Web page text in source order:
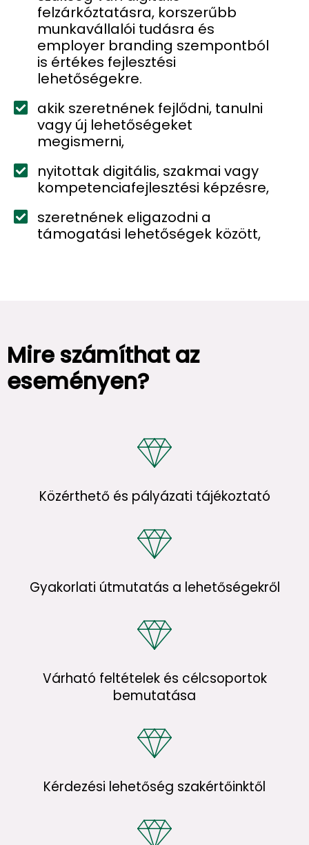
felzárkóztatásra, korszerűbb
munkavállalói tudásra és
employer branding szempontból
is értékes fejlesztési
lehetőségekre.
akik szeretnének fejlődni, tanulni
vagy új lehetőségeket
megismerni,
nyitottak digitális, szakmai vagy
kompetenciafejlesztési képzésre,
szeretnének eligazodni a
támogatási lehetőségek között,
Mire számíthat az
eseményen?
Közérthető és pályázati tájékoztató
Gyakorlati útmutatás a lehetőségekről
Várható feltételek és célcsoportok
bemutatása
Kérdezési lehetőség szakértőinktől